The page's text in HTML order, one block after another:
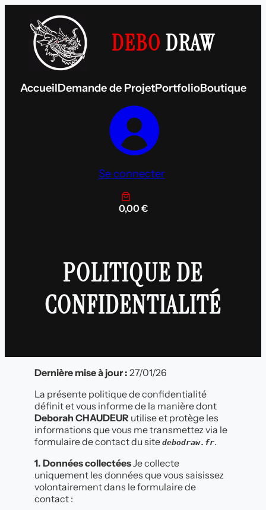
contenu
DEBO DRAW
AccueilDemande de ProjetPortfolioBoutique
Se connecter
0,00 €
POLITIQUE DE
CONFIDENTIALITÉ
Dernière mise à jour : 27/01/26
La présente politique de confidentialité
définit et vous informe de la manière dont
Deborah CHAUDEUR utilise et protège les
informations que vous me transmettez via le
formulaire de contact du site debodraw.fr.
1. Données collectéesJe collecte
uniquement les données que vous saisissez
volontairement dans le formulaire de
contact :